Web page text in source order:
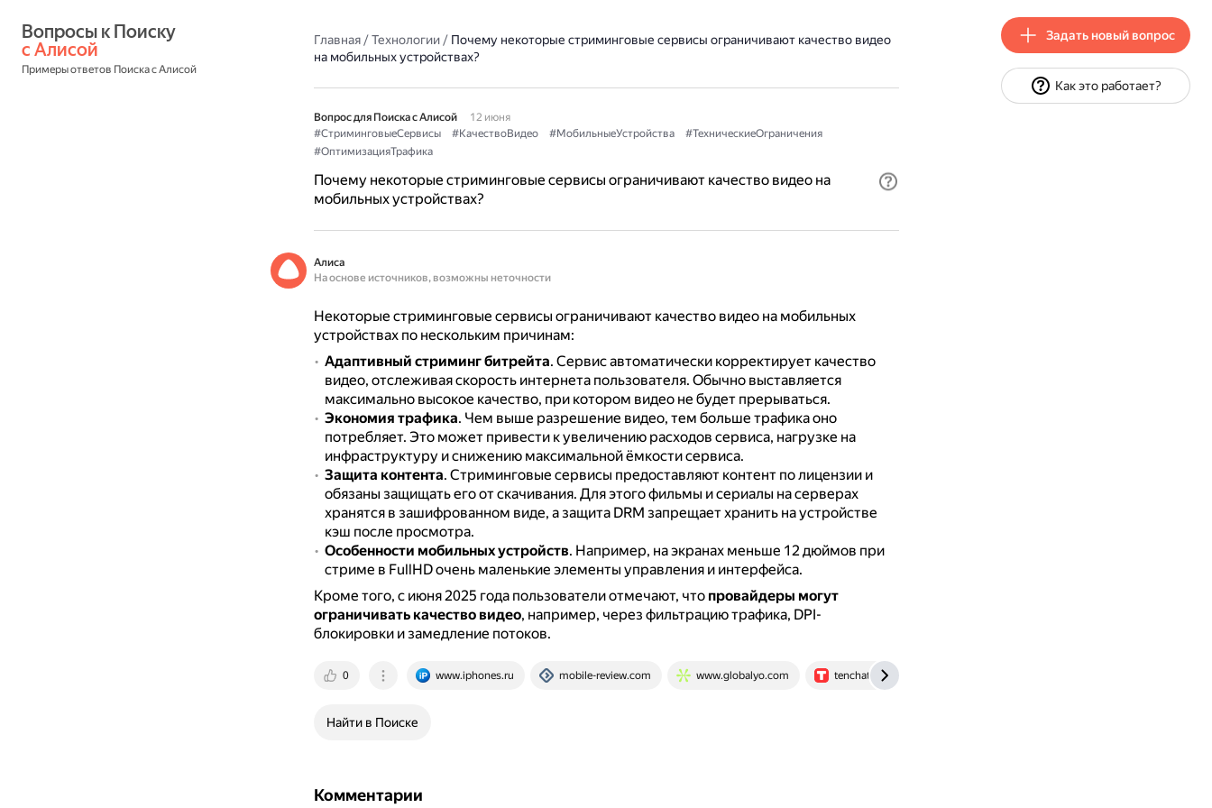
с Алисой
Примеры ответов Поиска с Алисой
Главная/Технологии/ Почему некоторые стриминговые сервисы ограничивают качество видео
на мобильных устройствах?
Вопрос для Поиска с Алисой
12 июня
#СтриминговыеСервисы
#КачествоВидео #МобильныеУстройства
#ТехническиеОграничения
#ОптимизацияТрафика
Почему некоторые стриминговые сервисы ограничивают качество видео на
мобильных устройствах?
Алиса
На основе источников, возможны неточности
Некоторые стриминговые сервисы ограничивают качество видео на мобильных
устройствах по нескольким причинам:
Адаптивный стриминг битрейта. Сервис автоматически корректирует качество
видео, отслеживая скорость интернета пользователя. Обычно выставляется
максимально высокое качество, при котором видео не будет прерываться.
Экономия трафика. Чем выше разрешение видео, тем больше трафика оно
потребляет. Это может привести к увеличению расходов сервиса, нагрузке на
инфраструктуру и снижению максимальной ёмкости сервиса.
Защита контента. Стриминговые сервисы предоставляют контент по лицензии и
обязаны защищать его от скачивания. Для этого фильмы и сериалы на серверах
хранятся в зашифрованном виде, а защита DRM запрещает хранить на устройстве
кэш после просмотра.
Особенности мобильных устройств. Например, на экранах меньше 12 дюймов при
стриме в FullHD очень маленькие элементы управления и интерфейса.
Кроме того, с июня 2025 года пользователи отмечают, что провайдеры могут
ограничивать качество видео, например, через фильтрацию трафика, DPI-
блокировки и замедление потоков.
0 www.iphones.ru mobile-review.com www.globalyo.com tenchat.ru
Найти в Поиске
Комментарии
Задать новый вопрос
Как это работает?